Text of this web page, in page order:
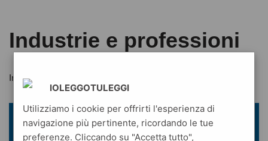
Industrie e professioni
Industrie e professioni
IOLEGGOTULEGGI
Utilizziamo i cookie per offrirti l'esperienza di
navigazione più pertinente, ricordando le tue
preferenze. Cliccando su "Accetta tutto",